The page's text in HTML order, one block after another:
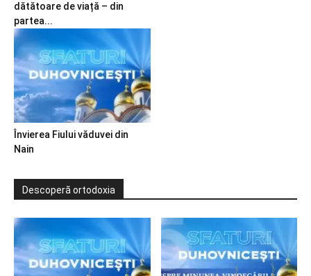
dătătoare de viață – din
partea...
Învierea Fiului văduvei din
Nain
Descoperă ortodoxia